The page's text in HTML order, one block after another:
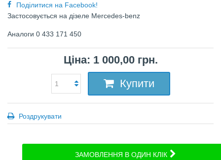
Поділитися на Facebook!
Застосовується нa дізeлe Mercedes-benz
Аналоги 0 433 171 450
Ціна: 1 000,00 грн.
Купити
Роздрукувати
ЗАМОВЛЕННЯ В ОДИН КЛІК